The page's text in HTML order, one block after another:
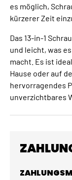
es möglich,
kürzerer Zeit
Das 13-in-1
und leicht, was
macht. Es ist
Hause oder auf
hervorragendes
unverzichtbares